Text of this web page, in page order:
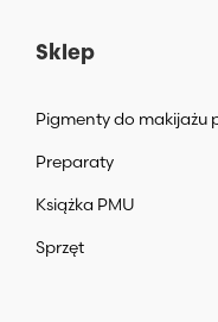
Sklep
Pigmenty do makijażu
Preparaty
Książka PMU
Sprzęt